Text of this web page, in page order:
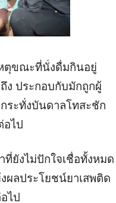
หตุขณะที่นั่งดื่มกินอยู่
ง ประกอบกับมักถูกผู้
ระทั่งบันดาลโทสะชัก
อไป
ที่ยังไม่ปักใจเชื่อทั้งหมด
ผลประโยชน์ยาเสพติด
ไป